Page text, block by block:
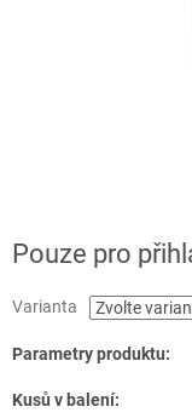
Pouze pro
Varianta
Parametry produktu:
Kusů v balení: